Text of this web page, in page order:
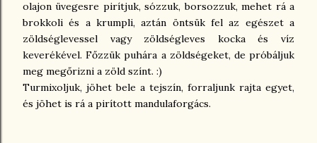
olajon üvegesre pirítjuk, sózzuk, borsozzuk, mehet rá a
brokkoli és a krumpli, aztán öntsük fel az egészet a
zöldséglevessel vagy zöldségleves kocka és víz
keverékével. Főzzük puhára a zöldségeket, de próbáljuk
meg megőrizni a zöld színt. :)
Turmixoljuk, jöhet bele a tejszín, forraljunk rajta egyet,
és jöhet is rá a pirított mandulaforgács.